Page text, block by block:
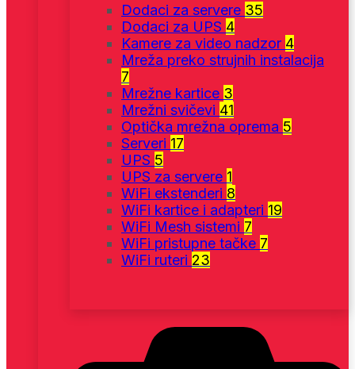
Dodaci za servere 35
Dodaci za UPS 4
Kamere za video nadzor 4
Mreža preko strujnih instalacija
7
Mrežne kartice 3
Mrežni svičevi 41
Optička mrežna oprema 5
Serveri 17
UPS 5
UPS za servere 1
WiFi ekstenderi 8
WiFi kartice i adapteri 19
WiFi Mesh sistemi 7
WiFi pristupne tačke 7
WiFi ruteri 23